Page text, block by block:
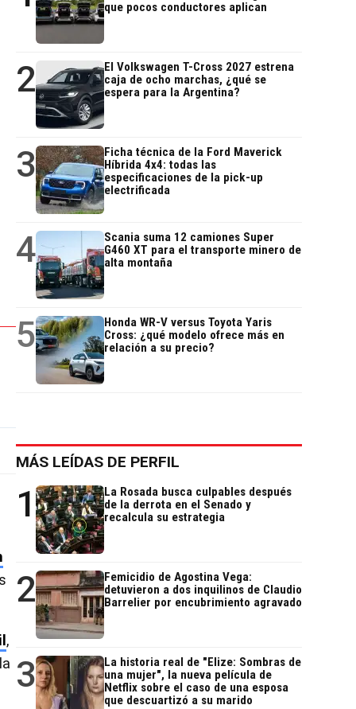
,
que pocos conductores aplican
2
El Volkswagen T-Cross 2027 estrena
caja de ocho marchas, ¿qué se
espera para la Argentina?
3
Ficha técnica de la Ford Maverick
Híbrida 4x4: todas las
especificaciones de la pick-up
electrificada
4
Scania suma 12 camiones Super
G460 XT para el transporte minero de
alta montaña
5
Honda WR-V versus Toyota Yaris
Cross: ¿qué modelo ofrece más en
relación a su precio?
MÁS LEÍDAS DE PERFIL
1
La Rosada busca culpables después
de la derrota en el Senado y
recalcula su estrategia
2
Femicidio de Agostina Vega:
detuvieron a dos inquilinos de Claudio
Barrelier por encubrimiento agravado
3
La historia real de "Elize: Sombras de
una mujer", la nueva película de
Netflix sobre el caso de una esposa
que descuartizó a su marido